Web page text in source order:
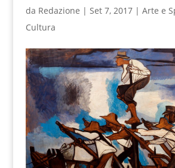
da Redazione | Set 7, 2017| Arte e
Cultura